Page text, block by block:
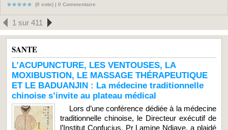
(0 vote) | 0 Commentaire
1 sur 411
SANTE
L’ACUPUNCTURE, LES VENTOUSES, LA
MOXIBUSTION, LE MASSAGE THÉRAPEUTIQUE
ET LE BADUANJIN : La médecine traditionnelle
chinoise s’invite au plateau médical
Lors d’une conférence dédiée à la médecine
traditionnelle chinoise, le Directeur exécutif de
l’Institut Confucius, Pr Lamine Ndiaye, a plaidé